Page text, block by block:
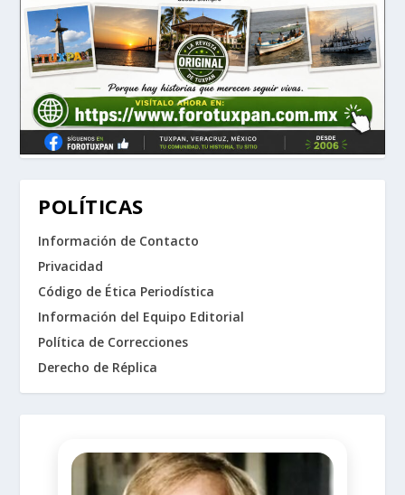
POLÍTICAS
Información de Contacto
Privacidad
Código de Ética Periodística
Información del Equipo Editorial
Política de Correcciones
Derecho de Réplica